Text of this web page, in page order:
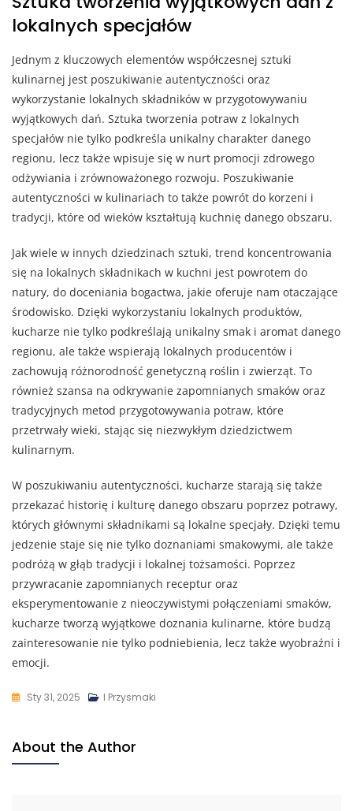
lokalnych specjałów
Jednym z kluczowych elementów współczesnej sztuki
kulinarnej jest poszukiwanie autentyczności oraz
wykorzystanie lokalnych składników w przygotowywaniu
wyjątkowych dań. Sztuka tworzenia potraw z lokalnych
specjałów nie tylko podkreśla unikalny charakter danego
regionu, lecz także wpisuje się w nurt promocji zdrowego
odżywiania i zrównoważonego rozwoju. Poszukiwanie
autentyczności w kulinariach to także powrót do korzeni i
tradycji, które od wieków kształtują kuchnię danego obszaru.
Jak wiele w innych dziedzinach sztuki, trend koncentrowania
się na lokalnych składnikach w kuchni jest powrotem do
natury, do doceniania bogactwa, jakie oferuje nam otaczające
środowisko. Dzięki wykorzystaniu lokalnych produktów,
kucharze nie tylko podkreślają unikalny smak i aromat danego
regionu, ale także wspierają lokalnych producentów i
zachowują różnorodność genetyczną roślin i zwierząt. To
również szansa na odkrywanie zapomnianych smaków oraz
tradycyjnych metod przygotowywania potraw, które
przetrwały wieki, stając się niezwykłym dziedzictwem
kulinarnym.
W poszukiwaniu autentyczności, kucharze starają się także
przekazać historię i kulturę danego obszaru poprzez potrawy,
których głównymi składnikami są lokalne specjały. Dzięki temu
jedzenie staje się nie tylko doznaniami smakowymi, ale także
podróżą w głąb tradycji i lokalnej tożsamości. Poprzez
przywracanie zapomnianych receptur oraz
eksperymentowanie z nieoczywistymi połączeniami smaków,
kucharze tworzą wyjątkowe doznania kulinarne, które budzą
zainteresowanie nie tylko podniebienia, lecz także wyobraźni i
emocji.
Sty 31, 2025 I Przysmaki
About the Author